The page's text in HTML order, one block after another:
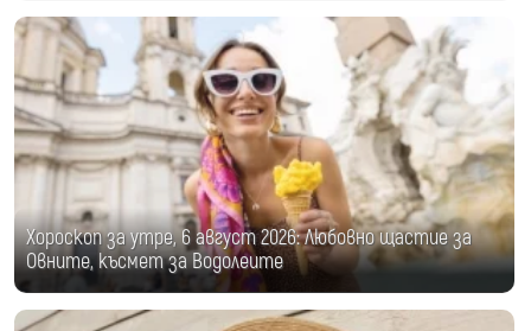
Хороскоп за утре, 6 август 2026: Любовно щастие за
Овните, късмет за Водолеите